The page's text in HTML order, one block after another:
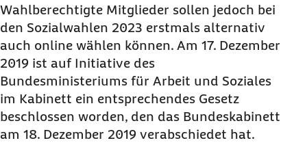
Wahlberechtigte Mitglieder sollen jedoch bei
den Sozialwahlen 2023 erstmals alternativ
auch online wählen können. Am 17. Dezember
2019 ist auf Initiative des
Bundesministeriums für Arbeit und Soziales
im Kabinett ein entsprechendes Gesetz
beschlossen worden, den das Bundeskabinett
am 18. Dezember 2019 verabschiedet hat.